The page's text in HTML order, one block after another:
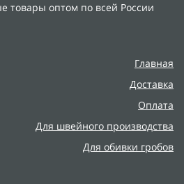
товары оптом по всей России
Главная
Доставка
Оплата
Для швейного производства
Для обивки гробов